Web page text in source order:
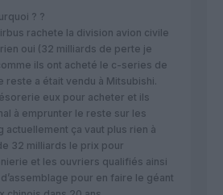
? ?
rachete la division avion civile
oui (32 milliards de perte je
ils ont acheté le c-series de
reste a était vendu à Mitsubishi.
eux pour acheter et ils
à emprunter le reste sur les
actuellement ça vaut plus rien à
32 milliards le prix pour
et les ouvriers qualifiés ainsi
pour en faire le géant